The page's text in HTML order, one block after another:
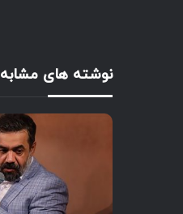
نوشته های مشابه